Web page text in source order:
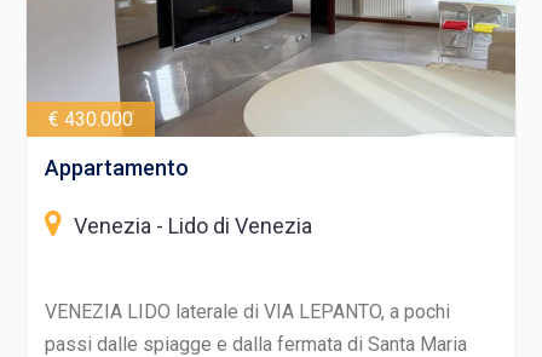
€ 430.000
Appartamento
Venezia - Lido di Venezia
VENEZIA LIDO laterale di VIA LEPANTO, a pochi
passi dalle spiagge e dalla fermata di Santa Maria